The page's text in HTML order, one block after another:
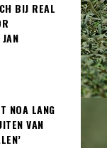
BIJ REAL
NOA LANG
VAN